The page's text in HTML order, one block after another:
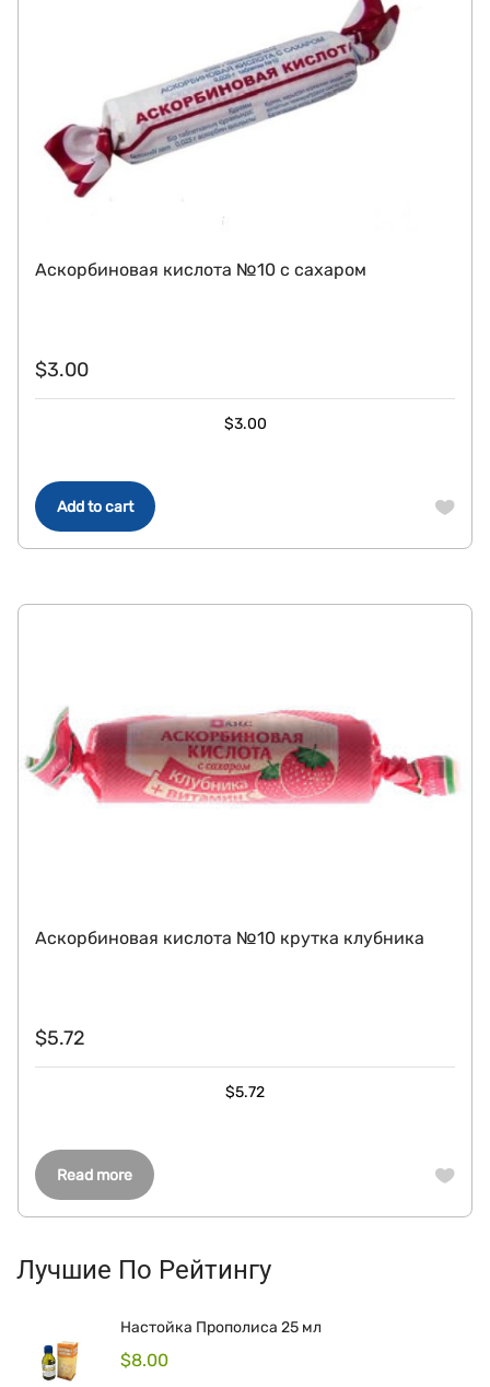
Add to cart
Аскорбиновая кислота №10 с сахаром
$3.00
$3.00
Read more
Аскорбиновая кислота №10 крутка клубника
$5.72
$5.72
Лучшие По Рейтингу
Настойка Прополиса 25 мл
$8.00